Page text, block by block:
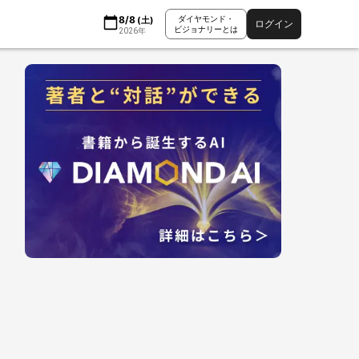
8/8 (土)
2026年
ダイヤモンド・
ビジョナリーとは
ログイン